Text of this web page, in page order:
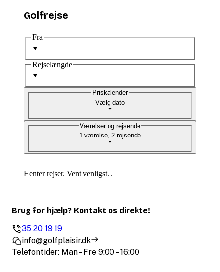
Golfrejse
Fra
Rejselængde
Vælg dato
Priskalender
1 værelse, 2 rejsende
Værelser og rejsende
Henter rejser. Vent venligst...
Brug for hjælp? Kontakt os direkte!
35 20 19 19
info@golfplaisir.dk
Telefontider: Man – Fre 9:00 – 16:00